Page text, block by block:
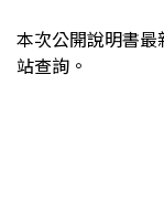
本次公開說明書
站查詢。